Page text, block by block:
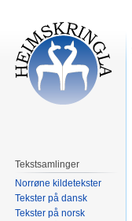
Tekstsamlinger
Norrøne kildetekster
Tekster på dansk
Tekster på norsk